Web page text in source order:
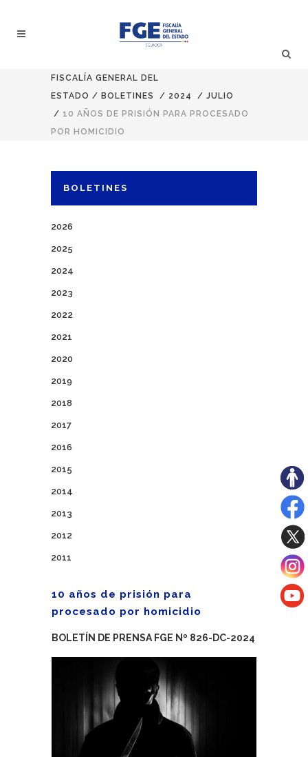
FISCALÍA GENERAL DEL
ESTADO / BOLETINES / 2024 / JULIO
/ 10 AÑOS DE PRISIÓN PARA PROCESADO
POR HOMICIDIO
BOLETINES
2026
2025
2024
2023
2022
2021
2020
2019
2018
2017
2016
2015
2014
2013
2012
2011
10 años de prisión para
procesado por homicidio
BOLETÍN DE PRENSA FGE Nº 826-DC-2024